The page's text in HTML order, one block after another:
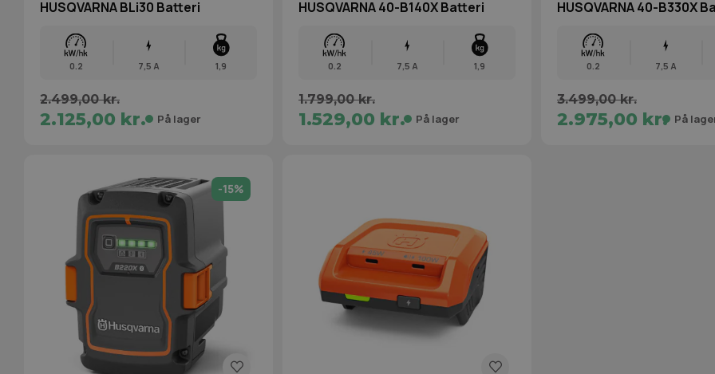
HUSQVARNA BLi30 Batteri
0.2 7,5 A 1,9
2.499,00 kr.
2.125,00 kr. På lager
HUSQVARNA 40-B140X Batteri
0.2 7,5 A 1,9
1.799,00 kr.
1.529,00 kr. På lager
HUSQVARNA 40-B330X
0.2 7,5 A
3.499,00 kr.
2.975,00 kr. På
-15%